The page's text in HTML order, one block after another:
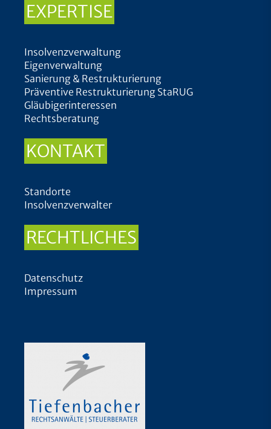
EXPERTISE
Insolvenzverwaltung
Eigenverwaltung
Sanierung & Restrukturierung
Präventive Restrukturierung StaRUG
Gläubigerinteressen
Rechtsberatung
KONTAKT
Standorte
Insolvenzverwalter
RECHTLICHES
Datenschutz
Impressum